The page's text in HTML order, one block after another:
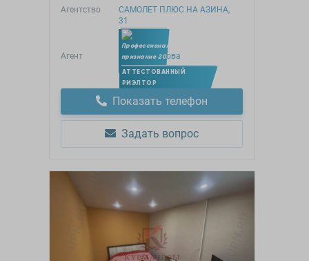
Агентство
САМОЛЕТ ПЛЮС НА АЗИНА,
31
Член УПН
Агент Елена Адамова
АТТЕСТОВАННЫЙ
РИЭЛТОР
Показать телефон
Задать вопрос